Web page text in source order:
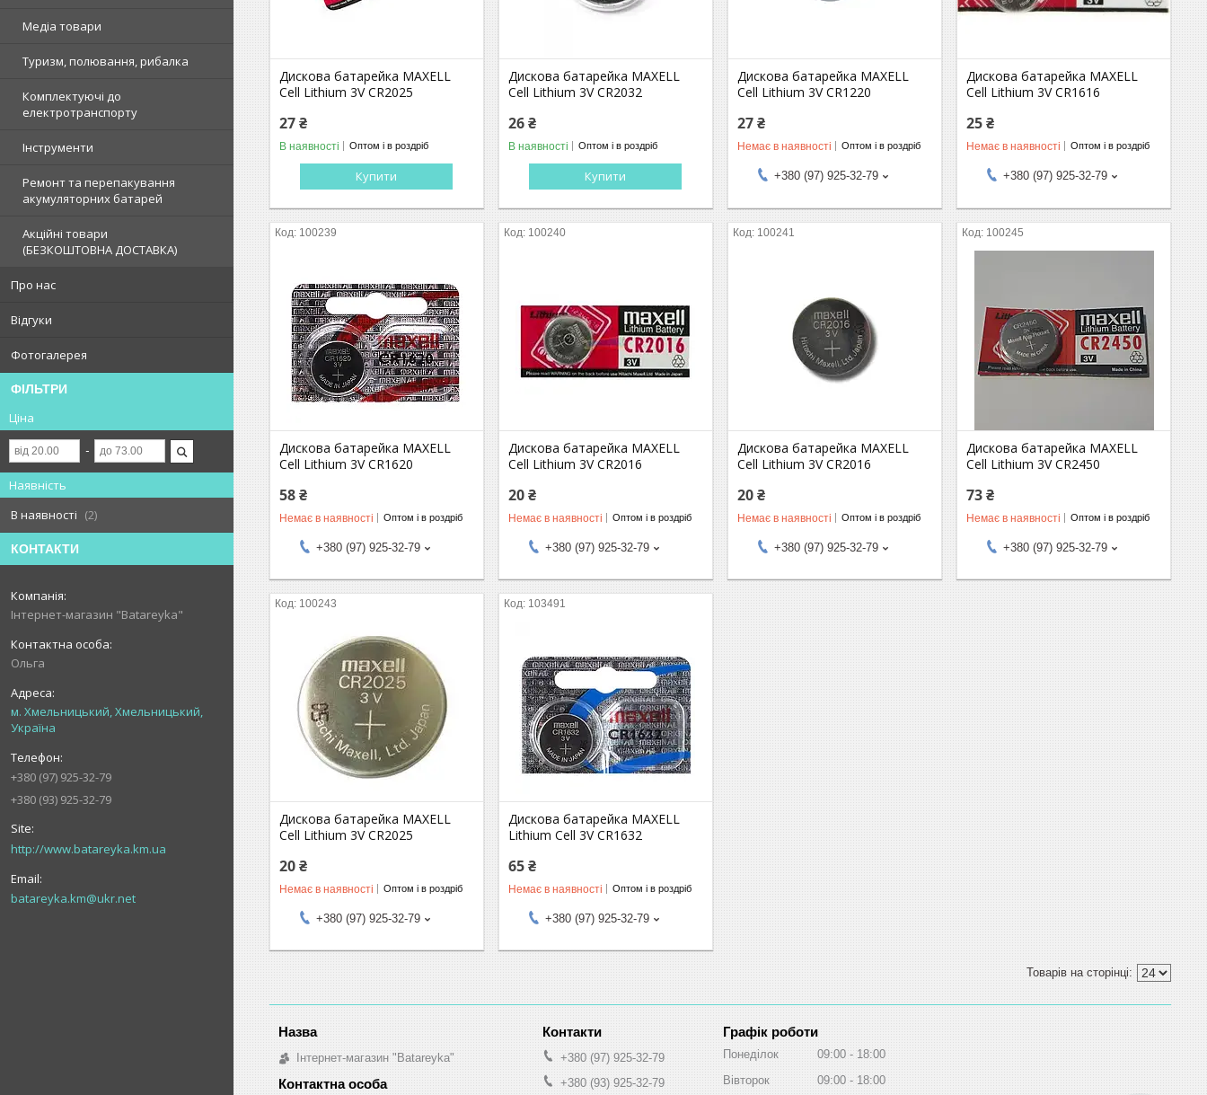
Медіа товари
Туризм, полювання, рибалка
Комплектуючі до
електротранспорту
Інструменти
Ремонт та перепакування
акумуляторних батарей
Акційні товари
(БЕЗКОШТОВНА ДОСТАВКА)
Про нас
Відгуки
Фотогалерея
ФІЛЬТРИ
Ціна
Наявність
В наявності
2
КОНТАКТИ
Інтернет-магазин "Batareyka"
Ольга
м. Хмельницький, Хмельницький,
Україна
+380 (97) 925-32-79
+380 (93) 925-32-79
http://www.batareyka.km.ua
batareyka.km@ukr.net
Дискова батарейка MAXELL
Cell Lithium 3V CR2025
27 ₴
В наявності Оптом і в роздріб
Купити
Дискова батарейка MAXELL
Cell Lithium 3V CR2032
26 ₴
В наявності Оптом і в роздріб
Купити
Дискова батарейка MAXELL
Cell Lithium 3V CR1220
27 ₴
Немає в наявності Оптом і в роздріб
+380 (97) 925-32-79
Дискова батарейка MAXELL
Cell Lithium 3V CR1616
25 ₴
Немає в наявності Оптом і в роздріб
+380 (97) 925-32-79
100239
Дискова батарейка MAXELL
Cell Lithium 3V CR1620
58 ₴
Немає в наявності Оптом і в роздріб
+380 (97) 925-32-79
100240
Дискова батарейка MAXELL
Cell Lithium 3V CR2016
20 ₴
Немає в наявності Оптом і в роздріб
+380 (97) 925-32-79
100241
Дискова батарейка MAXELL
Cell Lithium 3V CR2016
20 ₴
Немає в наявності Оптом і в роздріб
+380 (97) 925-32-79
100245
Дискова батарейка MAXELL
Cell Lithium 3V CR2450
73 ₴
Немає в наявності Оптом і в роздріб
+380 (97) 925-32-79
100243
Дискова батарейка MAXELL
Cell Lithium 3V CR2025
20 ₴
Немає в наявності Оптом і в роздріб
+380 (97) 925-32-79
103491
Дискова батарейка MAXELL
Lithium Cell 3V CR1632
65 ₴
Немає в наявності Оптом і в роздріб
+380 (97) 925-32-79
Інтернет-магазин "Batareyka"
+380 (97) 925-32-79
+380 (93) 925-32-79
Графік роботи
Понеділок 09:00
18:00
Вівторок
09:00 18:00